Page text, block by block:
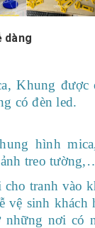
dàng
Khung được
có đèn led.
hình
treo
tranh vào
vệ sinh khách
nơi có